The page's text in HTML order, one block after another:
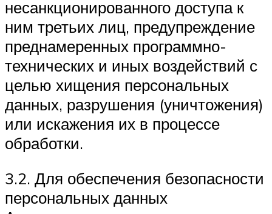
несанкционированного доступа к
ним третьих лиц, предупреждение
преднамеренных программно-
технических и иных воздействий с
целью хищения персональных
данных, разрушения (уничтожения)
или искажения их в процессе
обработки.
3.2. Для обеспечения безопасности
персональных данных